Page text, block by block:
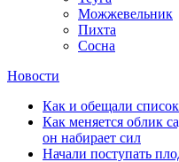
Можжевельник
Пихта
Сосна
Новости
Как и обещали
Как меняется облик
он набирает сил
Начали поступать